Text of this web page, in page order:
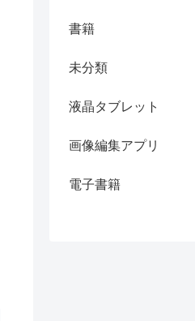
書籍
未分類
液晶タブレット
画像編集アプリ
電子書籍